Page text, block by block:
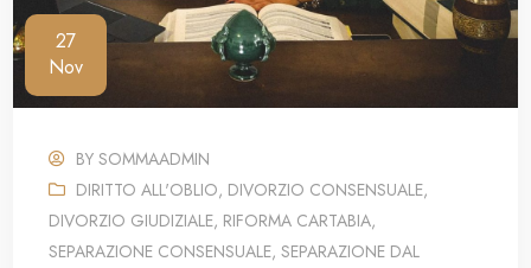
27
Nov
BYSOMMAADMIN
DIRITTO ALL'OBLIO, DIVORZIO CONSENSUALE,
DIVORZIO GIUDIZIALE, RIFORMA CARTABIA,
SEPARAZIONE CONSENSUALE,SEPARAZIONE DAL